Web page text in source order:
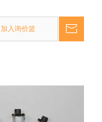
加入询价篮